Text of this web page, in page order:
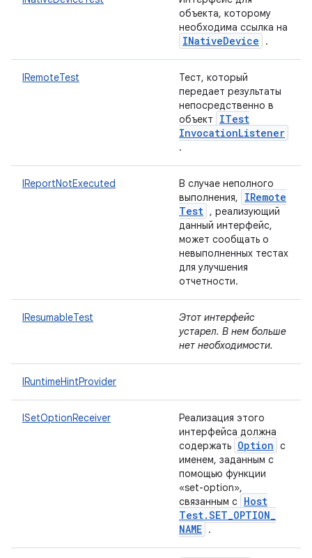
объекта, которому
необходима ссылка на
INativeDevice .
IRemoteTest
Тест, который
передает результаты
непосредственно в
объект
ITest
InvocationListener
.
IReportNotExecuted
В случае неполного
выполнения,
IRemote
Test , реализующий
данный интерфейс,
может сообщать о
невыполненных тестах
для улучшения
отчетности.
IResumableTest
Этот интерфейс
устарел. В нем больше
нет необходимости.
IRuntimeHintProvider
ISetOptionReceiver
Реализация этого
интерфейса должна
содержать Option с
именем, заданным с
помощью функции
«set-option»,
связанным с Host
Test.SET_OPTION_
NAME .